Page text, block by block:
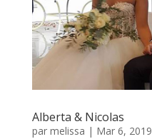
Alberta & Nicolas
par melissa | Mar 6, 2019